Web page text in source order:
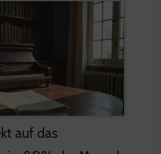
auf das